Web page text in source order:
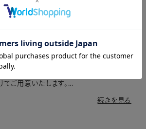
パーソナライゼーション
プレート加工
立てとプレート加工を同時にご購入い
プレートにご希望の文字を刻印し、お品
ご用意いたします。...
続きを見る